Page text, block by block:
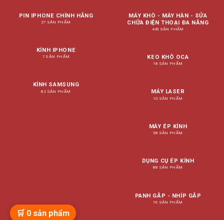
PIN IPHONE CHÍNH HÃNG
27 SẢN PHẨM
KÍNH IPHONE
7 SẢN PHẨM
KÍNH SAMSUNG
82 SẢN PHẨM
MÁY KHÒ - MÁY HÀN - SỬA
CHỮA ĐIỆN THOẠI ĐA NĂNG
445 SẢN PHẨM
KEO KHÔ OCA
18 SẢN PHẨM
MÁY LASER
10 SẢN PHẨM
MÁY ÉP KÍNH
58 SẢN PHẨM
DỤNG CỤ ÉP KÍNH
88 SẢN PHẨM
PANH GẮP - NHÍP GẮP
76 SẢN PHẨM
🛒 0 sản phẩm